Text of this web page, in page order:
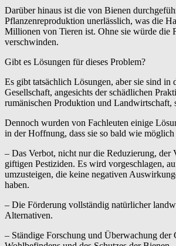
Darüber hinaus ist die von Bienen
Pflanzenreproduktion unerlässlich, was die
Millionen von Tieren ist. Ohne sie würde die
verschwinden.
Gibt es Lösungen für dieses Problem?
Es gibt tatsächlich Lösungen, aber sie sind in
Gesellschaft, angesichts der schädlichen
rumänischen Produktion und Landwirtschaft,
Dennoch wurden von Fachleuten einige
in der Hoffnung, dass sie so bald wie möglich
– Das Verbot, nicht nur die Reduzierung, der
giftigen Pestiziden. Es wird vorgeschlagen,
umzusteigen, die keine negativen
haben.
– Die Förderung vollständig natürlicher
Alternativen.
– Ständige Forschung und Überwachung der